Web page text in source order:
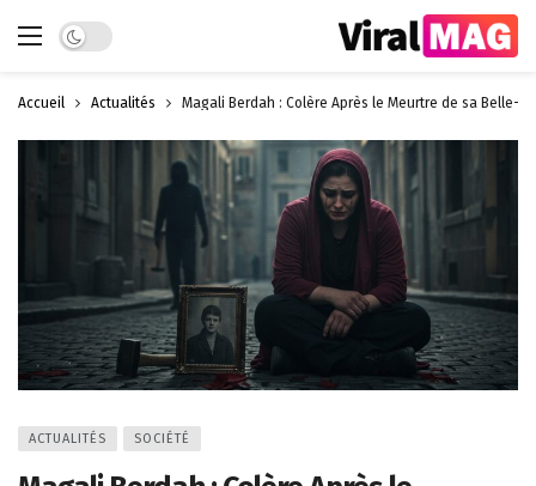
Dark mode
Accueil Actualités Magali Berdah : Colère Après le Meurtre de sa Belle-
ACTUALITÉS SOCIÉTÉ